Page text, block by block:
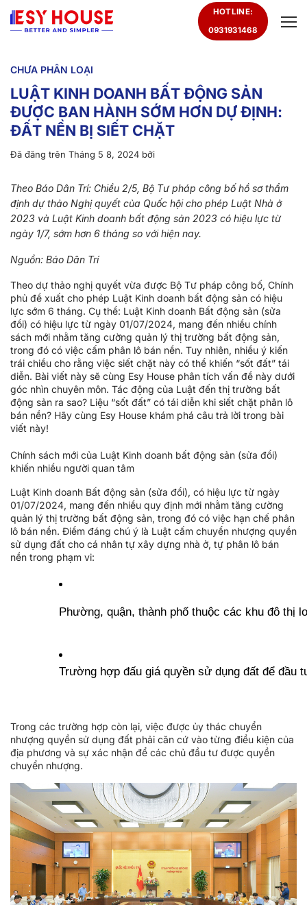
đến
HOTLINE:
0931931468
CHƯA PHÂN LOẠI
LUẬT KINH DOANH BẤT ĐỘNG SẢN
ĐƯỢC BAN HÀNH SỚM HƠN DỰ ĐỊNH:
ĐẤT NỀN BỊ SIẾT CHẶT
Đã đăng trên Tháng 5 8, 2024 bởi
Theo Báo Dân Trí: Chiều 2/5, Bộ Tư pháp công bố hồ sơ thẩm
định dự thảo Nghị quyết của Quốc hội cho phép Luật Nhà ở
2023 và Luật Kinh doanh bất động sản 2023 có hiệu lực từ
ngày 1/7, sớm hơn 6 tháng so với hiện nay.
Nguồn: Báo Dân Trí
Theo dự thảo nghị quyết vừa được Bộ Tư pháp công bố, Chính
phủ đề xuất cho phép Luật Kinh doanh bất động sản có hiệu
lực sớm 6 tháng. Cụ thể: Luật Kinh doanh Bất động sản (sửa
đổi) có hiệu lực từ ngày 01/07/2024, mang đến nhiều chính
sách mới nhằm tăng cường quản lý thị trường bất động sản,
trong đó có việc cấm phân lô bán nền. Tuy nhiên, nhiều ý kiến
trái chiều cho rằng việc siết chặt này có thể khiến “sốt đất” tái
diễn. Bài viết này sẽ cùng Esy House phân tích vấn đề này dưới
góc nhìn chuyên môn. Tác động của Luật đến thị trường bất
động sản ra sao? Liệu “sốt đất” có tái diễn khi siết chặt phân lô
bán nền? Hãy cùng Esy House khám phá câu trả lời trong bài
viết này!
Chính sách mới của Luật Kinh doanh bất động sản (sửa đổi)
khiến nhiều người quan tâm
Luật Kinh doanh Bất động sản (sửa đổi), có hiệu lực từ ngày
01/07/2024, mang đến nhiều quy định mới nhằm tăng cường
quản lý thị trường bất động sản, trong đó có việc hạn chế phân
lô bán nền. Điểm đáng chú ý là Luật cấm chuyển nhượng quyền
sử dụng đất cho cá nhân tự xây dựng nhà ở, tự phân lô bán
nền trong phạm vi:
Phường, quận, thành phố thuộc các khu đô thị
Trường hợp đấu giá quyền sử dụng đất để đầu
Trong các trường hợp còn lại, việc được ủy thác chuyển
nhượng quyền sử dụng đất phải căn cứ vào từng điều kiện của
địa phương và sự xác nhận để các chủ đầu tư được quyền
chuyển nhượng.